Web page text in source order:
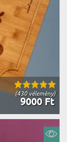
(430 vélemény)
9000 Ft